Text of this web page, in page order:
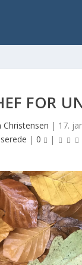
FOR
Christensen | 17.
| 0 |